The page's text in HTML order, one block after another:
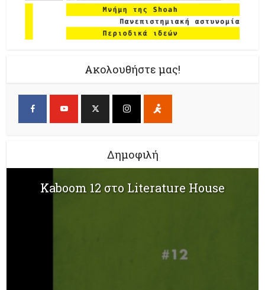
Ακολουθήστε μας!
Δημοφιλή
Kaboom 12 στο Literature House